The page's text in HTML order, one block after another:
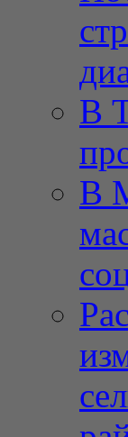
В
В